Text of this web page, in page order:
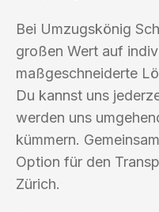
Bei Umzugskönig
großen Wert auf
maßgeschneiderte
Du kannst uns
werden uns
kümmern.
Option für den
Zürich.